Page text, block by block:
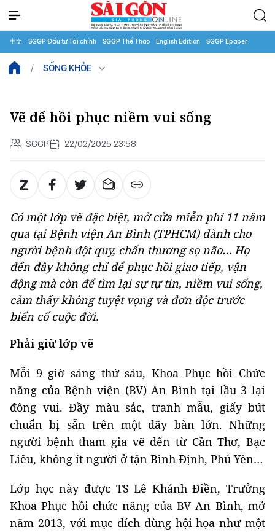
中文 SGGP Đầu tư Tài chính SGGP Thể Thao English Edition SGGP Epaper
SỐNG KHỎE
Vẽ để hồi phục niềm vui sống
SGGP 22/02/2025 23:58
Có một lớp vẽ đặc biệt, mở cửa miễn phí 11 năm
qua tại Bệnh viện An Bình (TPHCM) dành cho
người bệnh đột quỵ, chấn thương sọ não… Họ
đến đây không chỉ để phục hồi giao tiếp, vận
động mà còn để tìm lại sự tự tin, niềm vui sống,
cảm thấy không tuyệt vọng và đơn độc trước
biến cố cuộc đời.
Phải giữ lớp vẽ
Mỗi 9 giờ sáng thứ sáu, Khoa Phục hồi Chức
năng của Bệnh viện (BV) An Bình tại lầu 3 lại
đông vui. Đầy màu sắc, tranh mẫu, giấy bút
chuẩn bị sẵn trên một dãy bàn lớn. Những
người bệnh tham gia vẽ đến từ Cần Thơ, Bạc
Liêu, không ít người ở tận Bình Định, Phú Yên…
Lớp học này được TS Lê Khánh Điền, Trưởng
Khoa Phục hồi chức năng của BV An Bình, mở
năm 2013, với mục đích dùng hội họa như một